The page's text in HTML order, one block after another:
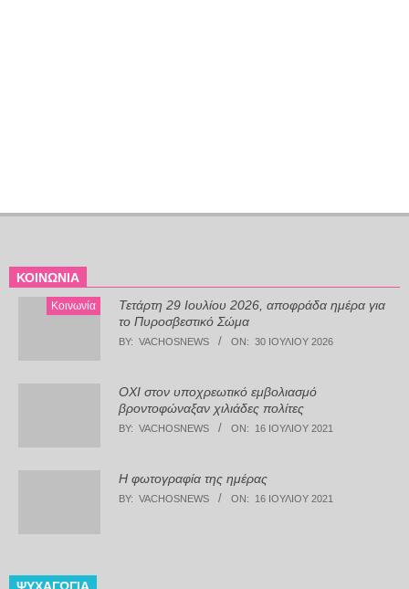
ΚΟΙΝΩΝΊΑ
Κοινωνία
Τετάρτη 29 Ιουλίου 2026, αποφράδα ημέρα για
το Πυροσβεστικό Σώμα
BY: VACHOSNEWS ON: 30 ΙΟΥΛΊΟΥ 2026
ΟΧΙ στον υποχρεωτικό εμβολιασμό
βροντοφώναξαν χιλιάδες πολίτες
BY: VACHOSNEWS ON: 16 ΙΟΥΛΊΟΥ 2021
Η φωτογραφία της ημέρας
BY: VACHOSNEWS ON: 16 ΙΟΥΛΊΟΥ 2021